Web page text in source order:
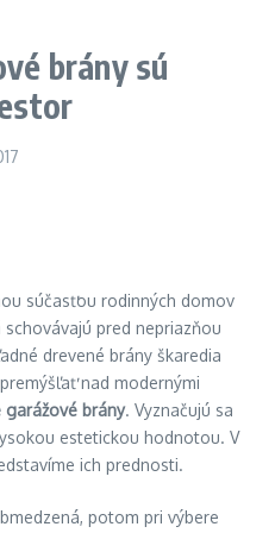
brány sú
súčasťou rodinných domov
pred nepriazňou
drevené brány škaredia
nad modernými
brány. Vyznačujú sa
estetickou hodnotou. V
ich prednosti.
potom pri výbere